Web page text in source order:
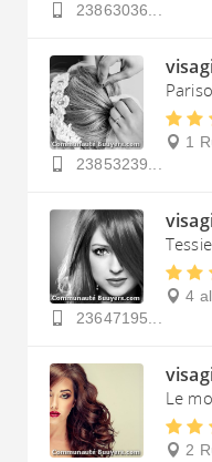
23863036...
1
23853239...
4
23647195...
Le
2